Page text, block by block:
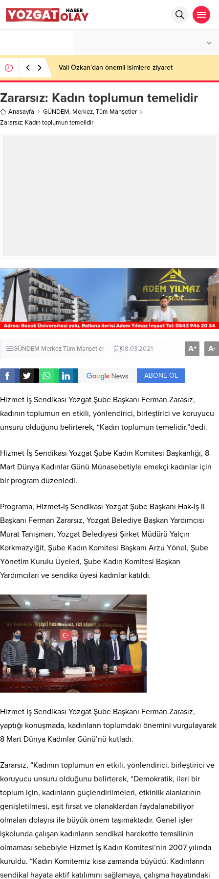
Vali Özkan’dan önemli isimlere ziyaret
Zararsız: Kadın toplumun temelidir
Anasayfa GÜNDEM, Merkez,Tüm Manşetler
Zararsız: Kadın toplumun temelidir
GÜNDEM MerkezTüm Manşetler 08.03.2021 A+ A-
ABONE OL
Hizmet İş Sendikası Yozgat Şube Başkanı Ferman Zarasız,
kadının toplumun en etkili, yönlendirici, birleştirici ve koruyucu
unsuru olduğunu belirterek, “Kadın toplumun temelidir.”dedi.
Hizmet-İş Sendikası Yozgat Şube Kadın Komitesi Başkanlığı, 8
Mart Dünya Kadınlar Günü Münasebetiyle emekçi kadınlar için
bir program düzenledi.
Programa, Hizmet-İş Sendikası Yozgat Şube Başkanı Hak-İş İl
Başkanı Ferman Zararsız, Yozgat Belediye Başkan Yardımcısı
Murat Tanışman, Yozgat Belediyesi Şirket Müdürü Yalçın
Korkmazyiğit, Şube Kadın Komitesi Başkanı Arzu Yönel, Şube
Yönetim Kurulu Üyeleri, Şube Kadın Komitesi Başkan
Yardımcıları ve sendika üyesi kadınlar katıldı.
Hizmet İş Sendikası Yozgat Şube Başkanı Ferman Zarasız,
yaptığı konuşmada, kadınların toplumdaki önemini vurgulayarak
8 Mart Dünya Kadınlar Günü’nü kutladı.
Zararsız, “Kadının toplumun en etkili, yönlendirici, birleştirici ve
koruyucu unsuru olduğunu belirterek, “Demokratik, ileri bir
toplum için, kadınların güçlendirilmeleri, etkinlik alanlarının
genişletilmesi, eşit fırsat ve olanaklardan faydalanabiliyor
olmaları dolayısı ile büyük önem taşımaktadır. Genel işler
işkolunda çalışan kadınların sendikal harekette temsilinin
olmaması sebebiyle Hizmet İş Kadın Komitesi’nin 2007 yılında
kuruldu. “Kadın Komitemiz kısa zamanda büyüdü. Kadınların
sendikal hayata aktif katılımını sağlamaya, çalışma hayatındaki